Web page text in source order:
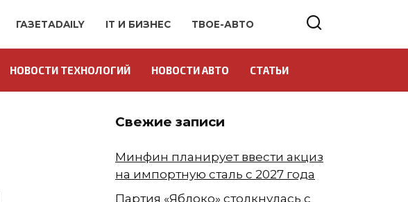
ГАЗЕТАDAILY IT И БИЗНЕС ТВОЕ-АВТО
НОВОСТИ ТЕХНОЛОГИЙ НОВОСТИ АВТО СТАТЬИ
Свежие записи
Минфин планирует ввести акциз
на импортную сталь с 2027 года
Партия «Яблоко» столкнулась с